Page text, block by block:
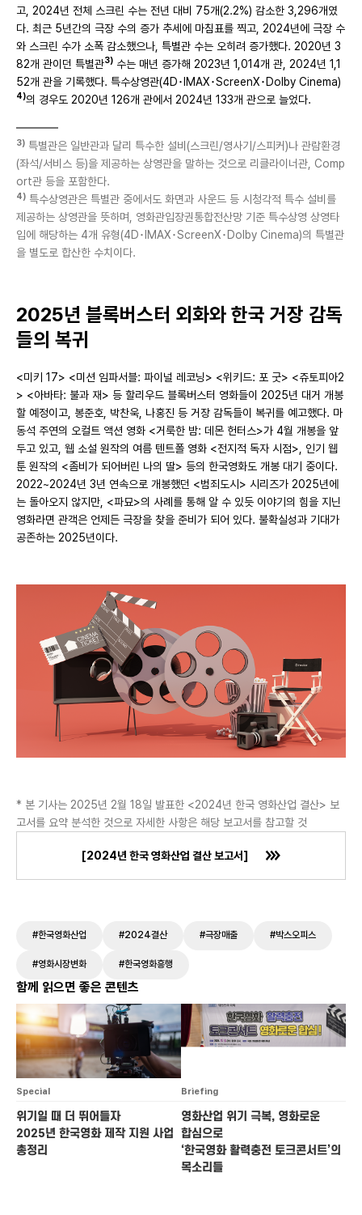
고, 2024년 전체 스크린 수는 전년 대비 75개(2.2%) 감소한 3,296개였
다. 최근 5년간의 극장 수의 증가 추세에 마침표를 찍고, 2024년에 극장 수
와 스크린 수가 소폭 감소했으나, 특별관 수는 오히려 증가했다. 2020년 3
82개 관이던 특별관3) 수는 매년 증가해 2023년 1,014개 관, 2024년 1,1
52개 관을 기록했다. 특수상영관(4D･IMAX･ScreenX･Dolby Cinema)
4)의 경우도 2020년 126개 관에서 2024년 133개 관으로 늘었다.
3) 특별관은 일반관과 달리 특수한 설비(스크린/영사기/스피커)나 관람환경
(좌석/서비스 등)을 제공하는 상영관을 말하는 것으로 리클라이너관, Comp
ort관 등을 포함한다.
4) 특수상영관은 특별관 중에서도 화면과 사운드 등 시청각적 특수 설비를
제공하는 상영관을 뜻하며, 영화관입장권통합전산망 기준 특수상영 상영타
입에 해당하는 4개 유형(4D･IMAX･ScreenX･Dolby Cinema)의 특별관
을 별도로 합산한 수치이다.
2025년 블록버스터 외화와 한국 거장 감독
들의 복귀
<미키 17> <미션 임파서블: 파이널 레코닝> <위키드: 포 굿> <쥬토피아2
> <아바타: 불과 재> 등 할리우드 블록버스터 영화들이 2025년 대거 개봉
할 예정이고, 봉준호, 박찬욱, 나홍진 등 거장 감독들이 복귀를 예고했다. 마
동석 주연의 오컬트 액션 영화 <거룩한 밤: 데몬 헌터스>가 4월 개봉을 앞
두고 있고, 웹 소설 원작의 여름 텐트폴 영화 <전지적 독자 시점>, 인기 웹
툰 원작의 <좀비가 되어버린 나의 딸> 등의 한국영화도 개봉 대기 중이다.
2022~2024년 3년 연속으로 개봉했던 <범죄도시> 시리즈가 2025년에
는 돌아오지 않지만, <파묘>의 사례를 통해 알 수 있듯 이야기의 힘을 지닌
영화라면 관객은 언제든 극장을 찾을 준비가 되어 있다. 불확실성과 기대가
공존하는 2025년이다.
* 본 기사는 2025년 2월 18일 발표한 <2024년 한국 영화산업 결산> 보
고서를 요약 분석한 것으로 자세한 사항은 해당 보고서를 참고할 것
[2024년 한국 영화산업 결산 보고서]
#한국영화산업 #2024결산 #극장매출 #박스오피스
#영화시장변화 #한국영화흥행
함께 읽으면 좋은 콘텐츠
Special
위기일 때 더 뛰어들자
2025년 한국영화 제작 지원 사업
총정리
Briefing
영화산업 위기 극복, 영화로운
합심으로
‘한국영화 활력충전 토크콘서트’의
목소리들